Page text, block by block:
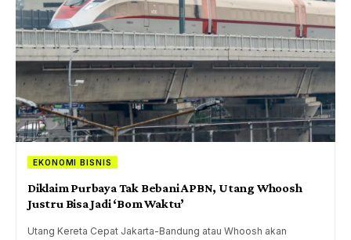
EKONOMI BISNIS
Diklaim Purbaya Tak Bebani APBN, Utang Whoosh
Justru Bisa Jadi ‘Bom Waktu’
Utang Kereta Cepat Jakarta-Bandung atau Whoosh akan